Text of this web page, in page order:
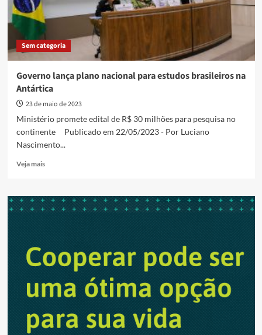
Sem categoria
Governo lança plano nacional para estudos brasileiros na
Antártica
23 de maio de 2023
Ministério promete edital de R$ 30 milhões para pesquisa no
continente Publicado em 22/05/2023 - Por Luciano
Nascimento...
Veja maisRead
Governo
lança
estudos
brasileiros
Antártica